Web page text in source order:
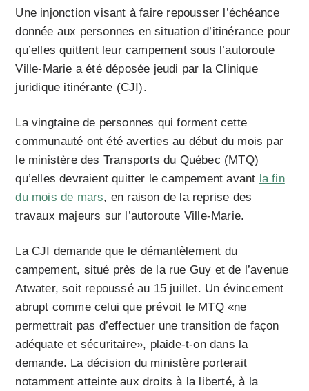
Une injonction visant à faire repousser l’échéance
donnée aux personnes en situation d’itinérance pour
qu’elles quittent leur campement sous l’autoroute
Ville-Marie a été déposée jeudi par la Clinique
juridique itinérante (CJI).
La vingtaine de personnes qui forment cette
communauté ont été averties au début du mois par
le ministère des Transports du Québec (MTQ)
qu’elles devraient quitter le campement avant la fin
du mois de mars, en raison de la reprise des
travaux majeurs sur l’autoroute Ville-Marie.
La CJI demande que le démantèlement du
campement, situé près de la rue Guy et de l’avenue
Atwater, soit repoussé au 15 juillet. Un évincement
abrupt comme celui que prévoit le MTQ «ne
permettrait pas d’effectuer une transition de façon
adéquate et sécuritaire», plaide-t-on dans la
demande. La décision du ministère porterait
notamment atteinte aux droits à la liberté, à la